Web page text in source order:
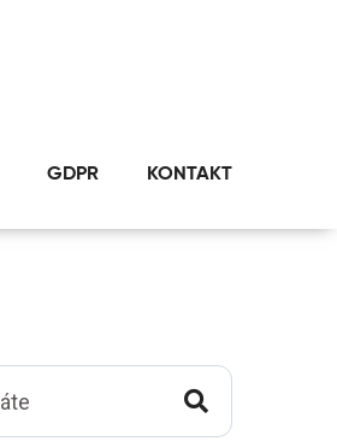
GDPR KONTAKT